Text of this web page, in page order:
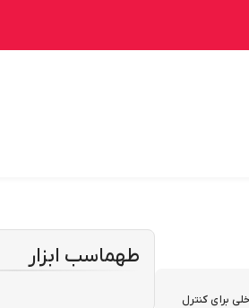
برای کنترل
طهماسب ابزار